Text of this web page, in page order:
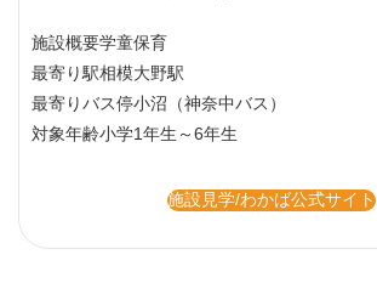
施設概要学童保育
最寄り駅相模大野駅
最寄りバス停小沼（神奈中バス）
対象年齢小学1年生～6年生
施設見学/わかば公式サイト